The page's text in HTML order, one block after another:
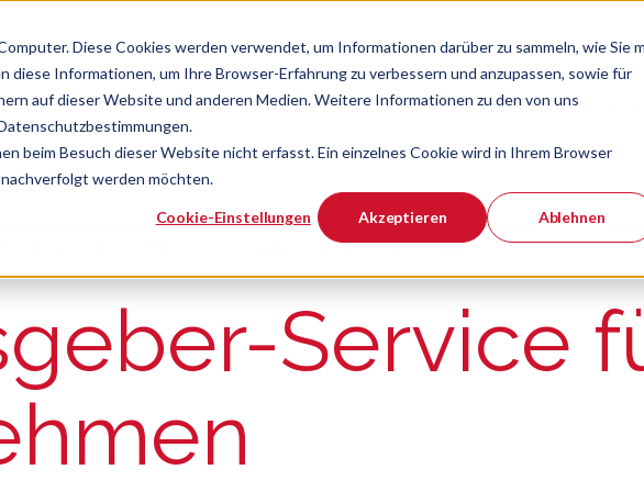
Diese Cookies werden verwendet, um Informationen darüber zu sammeln, wie Sie
Informationen, um Ihre Browser-Erfahrung zu verbessern und anzupassen, sowie für
auf dieser Website und anderen Medien. Weitere Informationen zu den von uns
beim Besuch dieser Website nicht erfasst. Ein einzelnes Cookie wird in Ihrem Browser
werden möchten.
Cookie-Einstellungen Akzeptieren Ablehnen
Zeige
Verband
das Suchfeld leer ist.
Hinweisgeber-Service
Service